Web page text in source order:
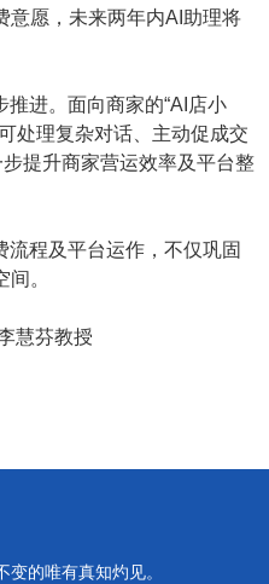
意愿，未来两年内AI助理将
进。面向商家的“AI店小
处理复杂对话、主动促成交
提升商家营运效率及平台整
程及平台运作，不仅巩固
。
慧芬教授
的唯有真知灼见。